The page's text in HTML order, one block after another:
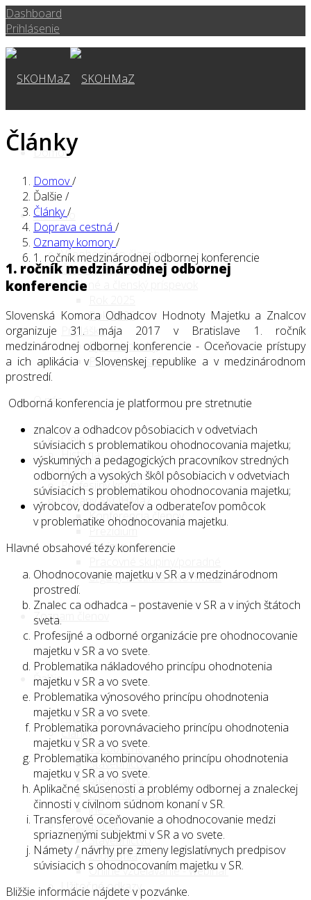
Dashboard
Prihlásenie
Domov
Členstvo
Všeobecne o členstve
Členské poplatky
Zápisné a členský príspevok
Rok 2026
Prihláška
Fyzické osoby
Právnické osoby
O nás
Ciele
História
Stanovy
Profesijný kódex
Orgány SKOHMaZ
Konferencia členov
Revízna komisia
orgány Prezídia SKOHMaZ
Zoznam členov
Ďalšie
Aktuality
Články
Všeobecné
Stavebníctvo
Strojárstvo
Doprava cestná
iné ...
Vzdelávanie
Stavebníctvo
Ekonómia
Online vzdelávanie - webinár
Užitočné odkazy
Články
Domov/
Ďalšie /
Články/
Doprava cestná /
Oznamy komory/
1. ročník medzinárodnej odbornej konferencie
1. ročník medzinárodnej odbornej
konferencie
Slovenská Komora Odhadcov Hodnoty Majetku a Znalcov
organizuje 31. mája 2017 v Bratislave 1. ročník
medzinárodnej odbornej konferencie - Oceňovacie prístupy
a ich aplikácia v Slovenskej republike a v medzinárodnom
prostredí.
Odborná konferencia je platformou pre stretnutie
znalcov a odhadcov pôsobiacich v odvetviach
súvisiacich s problematikou ohodnocovania majetku;
výskumných a pedagogických pracovníkov stredných
odborných a vysokých škôl pôsobiacich v odvetviach
súvisiacich s problematikou ohodnocovania majetku;
výrobcov, dodávateľov a odberateľov pomôcok
v problematike ohodnocovania majetku.
Hlavné obsahové tézy konferencie
Ohodnocovanie majetku v SR a v medzinárodnom
prostredí.
Znalec ca odhadca – postavenie v SR a v iných štátoch
sveta.
Profesijné a odborné organizácie pre ohodnocovanie
majetku v SR a vo svete.
Problematika nákladového princípu ohodnotenia
majetku v SR a vo svete.
Problematika výnosového princípu ohodnotenia
majetku v SR a vo svete.
Problematika porovnávacieho princípu ohodnotenia
majetku v SR a vo svete.
Problematika kombinovaného princípu ohodnotenia
majetku v SR a vo svete.
Aplikačné skúsenosti a problémy odbornej a znaleckej
činnosti v civilnom súdnom konaní v SR.
Transferové oceňovanie a ohodnocovanie medzi
spriaznenými subjektmi v SR a vo svete.
Námety / návrhy pre zmeny legislatívnych predpisov
súvisiacich s ohodnocovaním majetku v SR.
Bližšie informácie nájdete v pozvánke.